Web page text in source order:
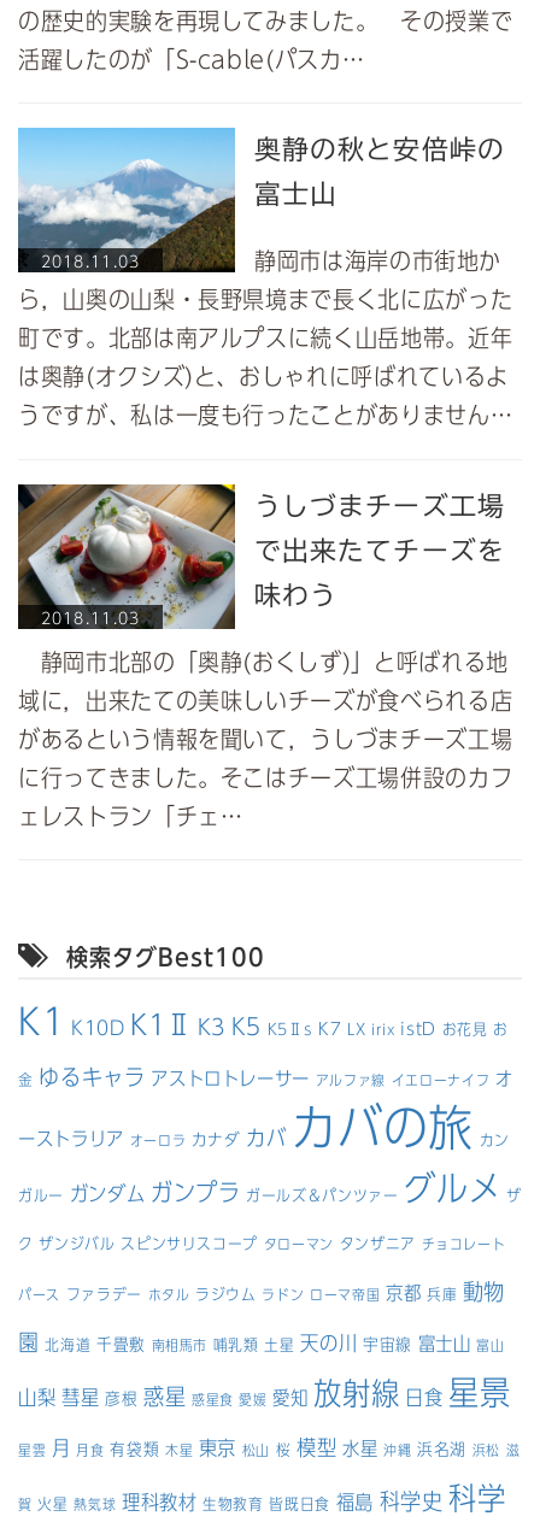
の歴史的実験を再現してみました。 その授業で
活躍したのが「S-cable(パスカ…
2018.11.03
奥静の秋と安倍峠の
富士山
静岡市は海岸の市街地か
ら，山奥の山梨・長野県境まで長く北に広がった
町です。北部は南アルプスに続く山岳地帯。近年
は奥静(オクシズ)と、おしゃれに呼ばれているよ
うですが、私は一度も行ったことがありません…
2018.11.03
うしづまチーズ工場
で出来たてチーズを
味わう
静岡市北部の「奥静(おくしず)」と呼ばれる地
域に，出来たての美味しいチーズが食べられる店
があるという情報を聞いて，うしづまチーズ工場
に行ってきました。そこはチーズ工場併設のカフ
ェレストラン「チェ…
検索タグBest100
K1 K10D K1Ⅱ K3 K5 K5Ⅱs K7 LX irix istD お花見 お
金 ゆるキャラ アストロトレーサー アルファ線 イエローナイフ オ
ーストラリア オーロラ カナダ カバ カバの旅 カン
ガルー ガンダム ガンプラ ガールズ＆パンツァー グルメ ザ
ク ザンジバル スピンサリスコープ タローマン タンザニア チョコレート
パース ファラデー ホタル ラジウム ラドン ローマ帝国 京都 兵庫 動物
園 北海道 千畳敷 南相馬市 哺乳類 土星 天の川 宇宙線 富士山 富山
山梨 彗星 彦根 惑星 惑星食 愛媛 愛知 放射線 日食 星景
星雲 月 月食 有袋類 木星 東京 松山 桜 模型 水星 沖縄 浜名湖 浜松 滋
賀 火星 熱気球 理科教材 生物教育 皆既日食 福島 科学史 科学